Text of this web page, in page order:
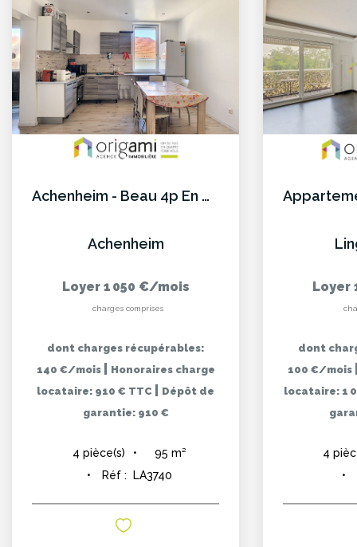
Achenheim - Beau 4p En Coeur De Village
Achenheim
Loyer 1 050 €/mois
charges comprises
dont charges récupérables:
140 €/mois
Honoraires charge
locataire: 910 € TTC
Dépôt de
garantie: 910 €
4 pièce(s) 95 m²
Réf : LA3740
Loyer
dont
100 €/mois
locataire: 1
4